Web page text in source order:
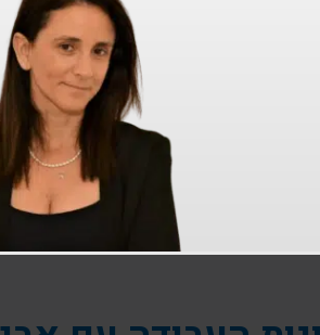
רישיון עסק למסעדה עלול להיות
הגשת מסמכים מדויקים ומלאים
–
מעקב אחר התהליך– חשוב לעקוב אחרי
– מומלץ להיעזר